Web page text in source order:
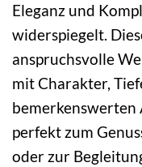
Eleganz und
widerspiegelt.
anspruchsvolle
mit Charakter,
bemerkenswerten
perfekt zum
oder zur